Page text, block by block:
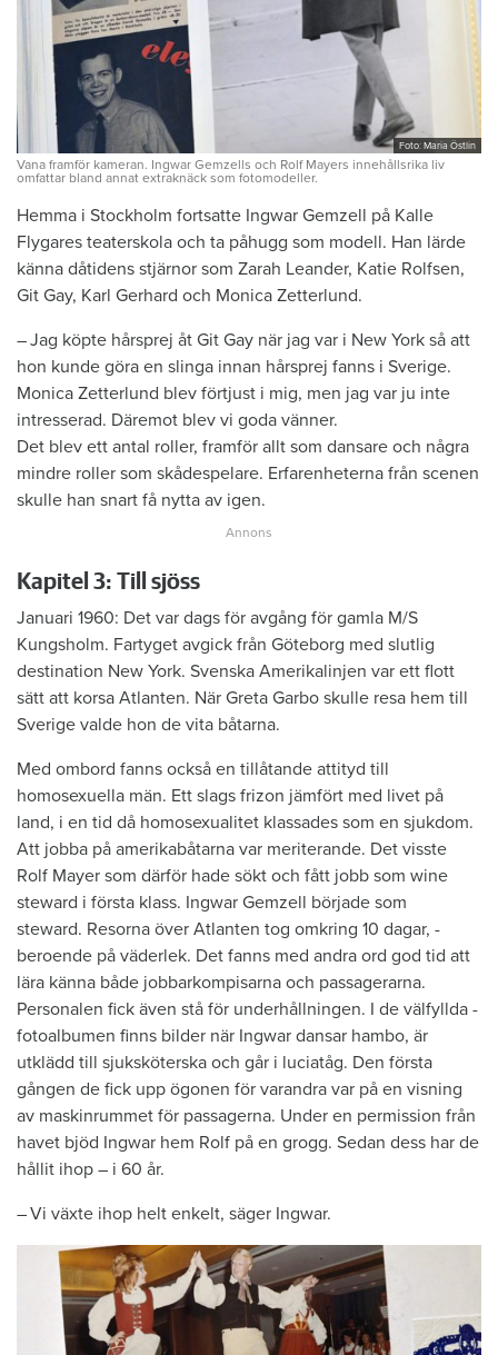
Foto: Maria Östlin
Vana framför kameran. Ingwar Gemzells och Rolf Mayers innehållsrika liv
omfattar bland annat extra­knäck som fotomodeller.
Hemma i Stockholm fortsatte Ingwar ­Gemzell på Kalle
Flygares teaterskola och ta påhugg som modell. Han lärde
känna dåtidens stjärnor som Zarah Leander, Katie Rolfsen,
Git Gay, Karl Gerhard och Monica Zetterlund.
– Jag köpte hårsprej åt Git Gay när jag var i New York så att
hon kunde göra en slinga innan hårsprej fanns i Sverige.
Monica Zetterlund blev förtjust i mig, men jag var ju inte
intresserad. Däremot blev vi goda vänner.
Det blev ett antal roller, framför allt som ­dansare och några
mindre roller som skådespelare. Erfarenheterna från scenen
skulle han snart få nytta av igen.
Kapitel 3: Till sjöss
Januari 1960: Det var dags för avgång för ­gamla M/S
Kungsholm. Fartyget avgick från Göteborg med slutlig
destination New York. Svenska Amerikalinjen var ett flott
sätt att korsa ­Atlanten. När Greta Garbo skulle resa hem till
Sverige valde hon de vita båtarna.
Med ombord fanns också en tillåtande attityd till
homosexuella män. Ett slags frizon jämfört med livet på
land, i en tid då homosexualitet klassades som en sjukdom.
Att jobba på amerikabåtarna var ­meriterande. Det visste
Rolf Mayer som därför hade sökt och fått jobb som wine
steward i första klass. ­Ingwar Gemzell började som
steward. ­Resorna över Atlanten tog omkring 10 dagar, ­
beroende på väderlek. Det fanns med andra ord god tid att
lära känna både jobbarkompisarna och passagerarna.
Personalen fick även stå för ­underhållningen. I de välfyllda ­
fotoalbumen finns bilder när Ingwar dansar hambo, är
utklädd till sjuksköterska och går i luciatåg. Den första
gången de fick upp ögonen för ­varandra var på en visning
av maskinrummet för ­passagerna. Under en permission från
havet bjöd Ingwar hem Rolf på en grogg. Sedan dess har de
hållit ihop – i 60 år.
– Vi växte ihop helt enkelt, säger Ingwar.